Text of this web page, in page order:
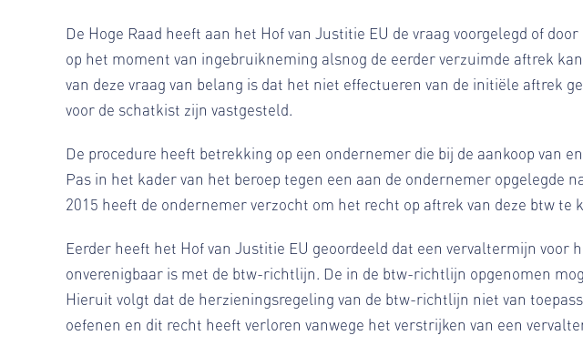
De Hoge Raad heeft aan het Hof van Justitie EU de vraag voorgelegd of
op het moment van ingebruikneming alsnog de eerder verzuimde aftrek
van deze vraag van belang is dat het niet effectueren van de initiële aftrek
voor de schatkist zijn vastgesteld.
De procedure heeft betrekking op een ondernemer die bij de aankoop van
Pas in het kader van het beroep tegen een aan de ondernemer opgelegde
2015 heeft de ondernemer verzocht om het recht op aftrek van deze btw te
Eerder heeft het Hof van Justitie EU geoordeeld dat een vervaltermijn
onverenigbaar is met de btw-richtlijn. De in de btw-richtlijn opgenomen
Hieruit volgt dat de herzieningsregeling van de btw-richtlijn niet van
oefenen en dit recht heeft verloren vanwege het verstrijken van een